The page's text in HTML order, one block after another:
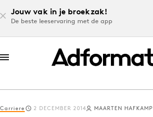
Jouw vak in je broekzak!
De beste leeservaring met de app
Log in
Carriere 2 DECEMBER 2014 MAARTEN HAFKAMP